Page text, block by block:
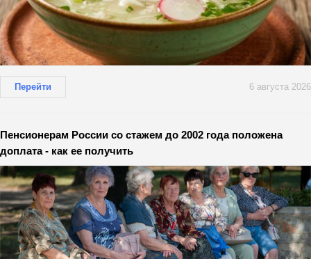
Перейти 6 августа 2026
Пенсионерам России со стажем до 2002 года положена
доплата - как ее получить